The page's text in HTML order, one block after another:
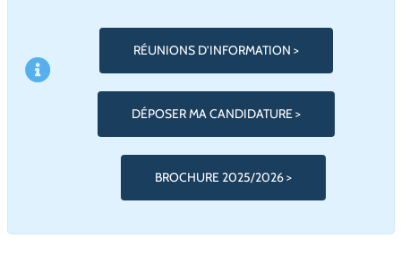
RÉUNIONS D’INFORMATION >
DÉPOSER MA CANDIDATURE >
BROCHURE 2025/2026 >